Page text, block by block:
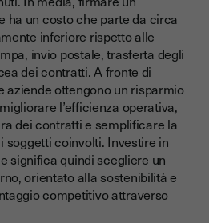
ha un costo che parte da circa
inferiore rispetto alle
invio postale, trasferta degli
dei contratti. A fronte di
aziende ottengono un risparmio
l’efficienza operativa,
dei contratti e semplificare la
coinvolti. Investire in
significa quindi scegliere un
orientato alla sostenibilità e
competitivo attraverso